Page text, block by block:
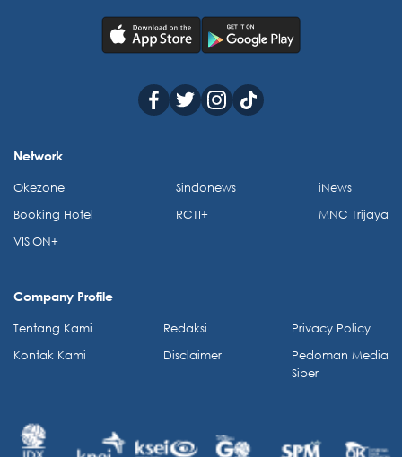
Network
Okezone
Booking Hotel
VISION+
Sindonews
RCTI+
iNews
MNC Trijaya
Company Profile
Tentang Kami
Kontak Kami
Redaksi
Disclaimer
Privacy Policy
Pedoman Media
Siber